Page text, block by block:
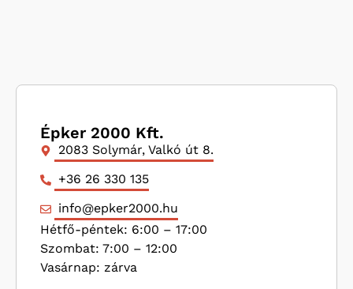
Épker 2000 Kft.
2083 Solymár, Valkó út 8.
+36 26 330 135
info@epker2000.hu
Hétfő-péntek: 6:00 – 17:00
Szombat: 7:00 – 12:00
Vasárnap: zárva